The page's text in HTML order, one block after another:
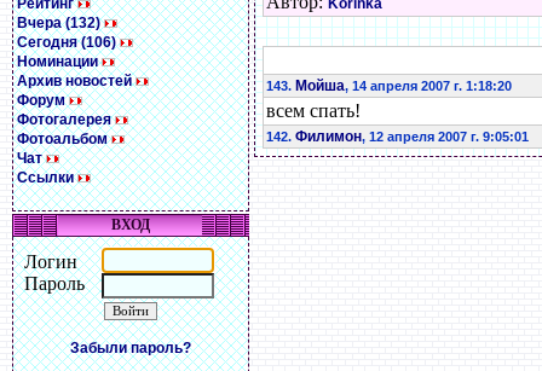
Рейтинг
Вчера (132)
Сегодня (106)
Номинации
Архив новостей
Форум
Фотогалерея
Фотоальбом
Чат
Ссылки
ВХОД
Логин
Пароль
Забыли пароль?
Korinka
143. Мойша, 14 апреля 2007 г. 1:18:20
всем спать!
142. Филимон, 12 апреля 2007 г. 9:05:01